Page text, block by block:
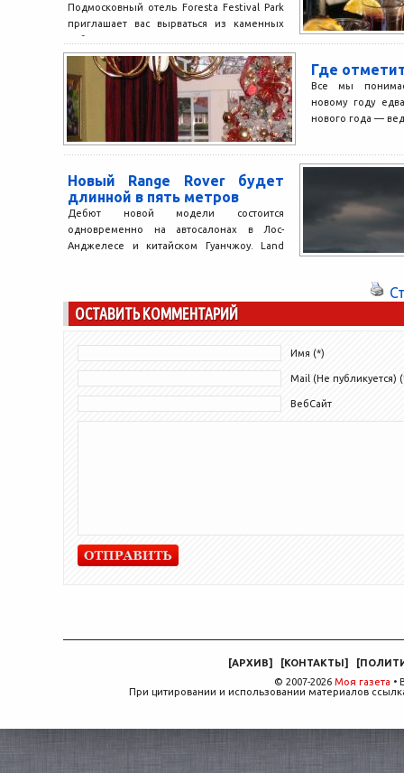
Подмосковный отель Foresta Festival Park
приглашает вас вырваться из каменных
лабиринтов столицы и насладиться
красотой загородных пейзажей,
исключительным комфортом,
великолепной кухней,
предупредительным...
Где
Все мы
новому году
нового года —
Новый Range Rover будет
длинной в пять метров
Дебют новой модели состоится
одновременно на автосалонах в Лос-
Анджелесе и китайском Гуанчжоу. Land
ОСТАВИТЬ КОММЕНТАРИЙ
Имя (*)
Mail (Не публикуется)
ВебСайт
[АРХИВ] [КОНТАКТЫ] [
© 2007-2026 Моя газета •
При цитировании и использовании материалов